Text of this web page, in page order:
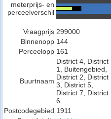
meterprijs- en
perceelverschil
Vraagprijs 299000
Binnenopp 144
Perceelopp 161
Buurtnaam
District 4, District
1, Buitengebied,
District 2, District
3, District 5,
District 7, District
6
Postcodegebied 1911